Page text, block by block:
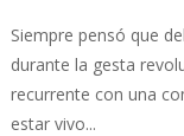
Siempre pensó que
durante la gesta
recurrente con una
estar vivo...